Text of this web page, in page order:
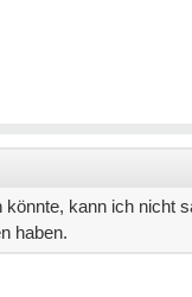
kann ich nicht
haben.